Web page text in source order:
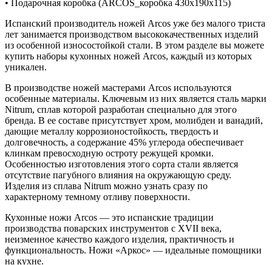
• Подарочная коробка (ARCOS_коробка 430х190х115)
Испанский производитель ножей Arcos уже без малого триста
лет занимается производством высококачественных изделий
из особенной износостойкой стали. В этом разделе вы можете
купить наборы кухонных ножей Arcos, каждый из которых
уникален.
В производстве ножей мастерами Arcos используются
особенные материалы. Ключевым из них является сталь марки
Nitrum, сплав которой разработан специально для этого
бренда. В ее составе присутствует хром, молибден и ванадий,
дающие металлу коррозионостойкость, твердость и
долговечность, а содержание 45% углерода обеспечивает
клинкам превосходную остроту режущей кромки.
Особенностью изготовления этого сорта стали является
отсутствие пагубного влияния на окружающую среду.
Изделия из сплава Nitrum можно узнать сразу по
характерному темному отливу поверхности.
Кухонные ножи Arcos — это испанские традиции
производства поварских инструментов с XVII века,
неизменное качество каждого изделия, практичность и
функциональность. Ножи «Аркос» — идеальные помощники
на кухне.